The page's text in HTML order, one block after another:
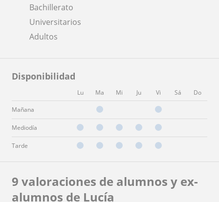
Bachillerato
Universitarios
Adultos
Disponibilidad
Lu Ma Mi Ju Vi Sá Do
Mañana
Mediodía
Tarde
9 valoraciones de alumnos y ex-
alumnos de Lucía